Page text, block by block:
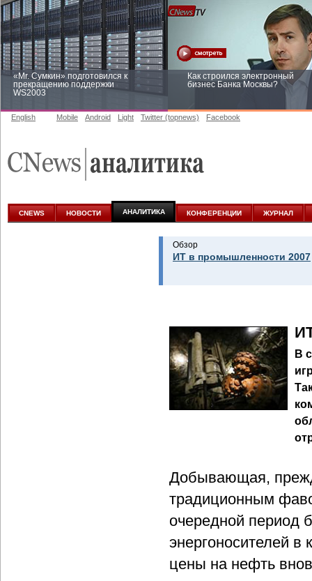
«Mr. Сумкин» подготовился к
прекращению поддержки
WS2003
Как строился электронный
бизнес Банка Москвы?
аналитике
English Mobile Android Light Twitter (topnews) Facebook
CNEWS НОВОСТИ АНАЛИТИКА КОНФЕРЕНЦИИ ЖУРНАЛ
Обзор
ИТ в промышленности 2007
В
Добывающая,
традиционным
очередной период
энергоносителей в
цены на нефть